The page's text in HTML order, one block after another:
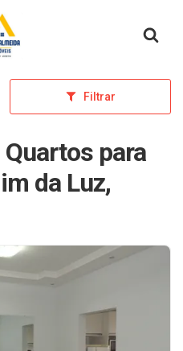
inicial
Filtrar
para
da Luz,